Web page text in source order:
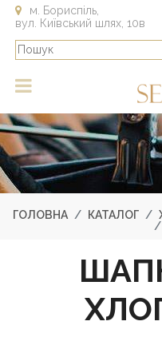
м. Бориспіль,
вул. Київський шлях, 10в
ГОЛОВНА КАТАЛОГ